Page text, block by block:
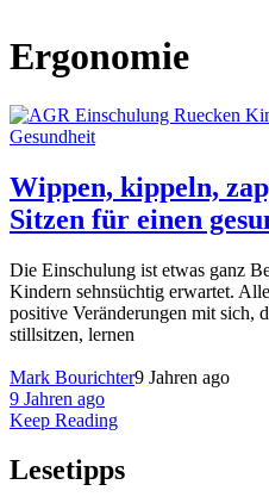
Ergonomie
Gesundheit
Wippen, kippeln,
Sitzen für einen
Die Einschulung ist etwas ganz
Kindern sehnsüchtig erwartet.
positive Veränderungen mit sich,
stillsitzen, lernen
Mark Bourichter9 Jahren ago
9 Jahren ago
Keep Reading
Lesetipps